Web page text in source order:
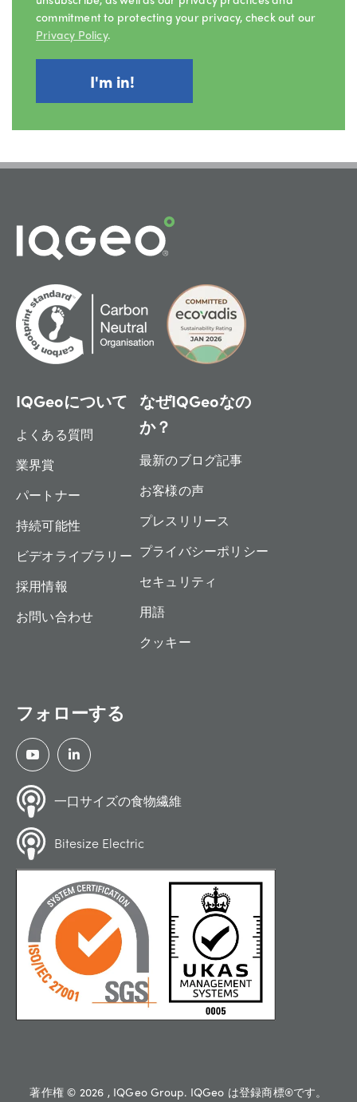
commitment to protecting your privacy, check out our
Privacy Policy.
IQGeoについて
よくある質問
業界賞
パートナー
持続可能性
ビデオライブラリー
採用情報
お問い合わせ
なぜIQGeoなの
か？
最新のブログ記事
お客様の声
プレスリリース
プライバシーポリシー
セキュリティ
用語
クッキー
フォローする
一口サイズの食物繊維
Bitesize Electric
著作権 © 2026 , IQGeo Group. IQGeo は登録商標®です。